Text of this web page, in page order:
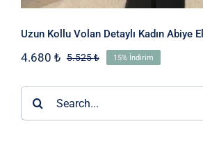
Uzun Kollu Volan Detaylı Kadın Abiye
5.525₺Orijinal
5.525 ₺.
4.680 ₺
Şu
fiyat:
4.680 ₺.
15% İndirim